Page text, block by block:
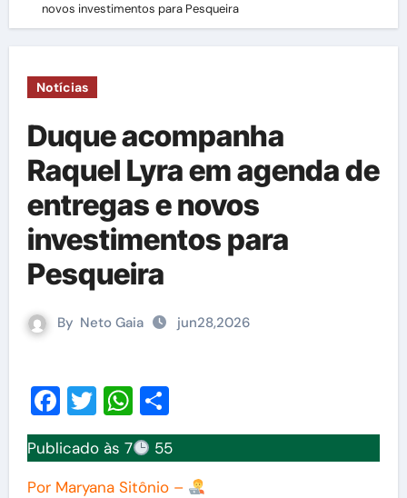
novos investimentos para Pesqueira
Notícias
Duque acompanha
Raquel Lyra em agenda de
entregas e novos
investimentos para
Pesqueira
By Neto Gaia jun28,2026
Facebook
TwitterWhatsApp
Share
Publicado às 7
55
Por Maryana Sitônio –